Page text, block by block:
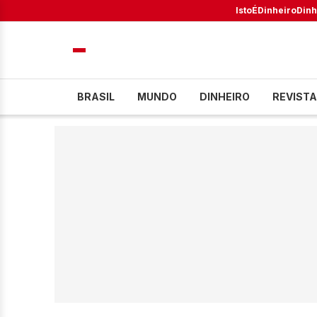
IstoÉDinheiro
BRASIL MUNDO DINHEIRO REVISTA